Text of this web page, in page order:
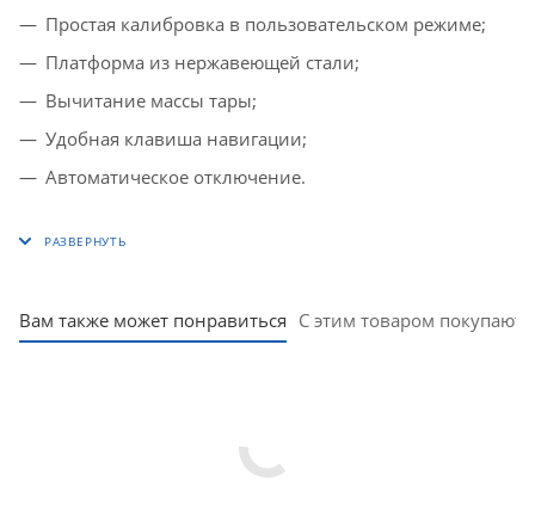
Простая калибровка в пользовательском режиме;
Платформа из нержавеющей стали;
Вычитание массы тары;
Удобная клавиша навигации;
Автоматическое отключение.
Вам также может понравиться С этим товаром покупают